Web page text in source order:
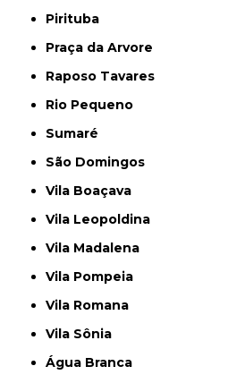
Pirituba
Praça da Arvore
Raposo Tavares
Rio Pequeno
Sumaré
São Domingos
Vila Boaçava
Vila Leopoldina
Vila Madalena
Vila Pompeia
Vila Romana
Vila Sônia
Água Branca